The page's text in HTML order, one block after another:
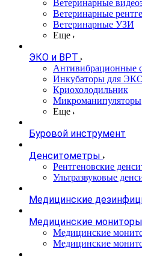
Ветеринарные
Ветеринарные
Ветеринарные УЗИ
Еще
ЭКО и ВРТ
Антивибрационные
Инкубаторы для
Криохолодильник
Микроманипуляторы
Еще
Буровой инструмент
Денситометры
Рентгеновские
Ультразвуковые
Медицинские
Медицинские мониторы
Медицинские
Медицинские